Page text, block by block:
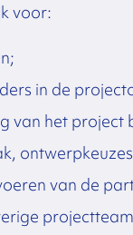
voor:
in de
van het project
van de